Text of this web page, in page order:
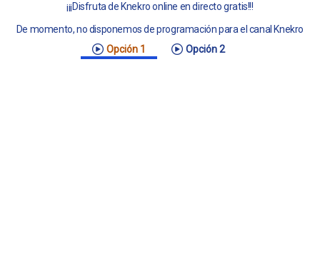
¡¡¡Disfruta de Knekro online en directo gratis!!!
De momento, no disponemos de programación para el canal Knekro
Opción 1
Opción 2